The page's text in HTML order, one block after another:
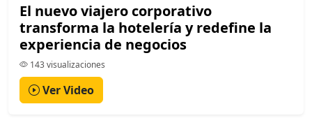
El nuevo viajero corporativo
transforma la hotelería y redefine la
experiencia de negocios
143 visualizaciones
Ver Video